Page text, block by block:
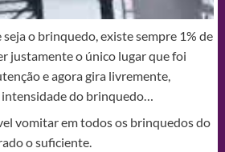
o brinquedo, existe sempre 1% de
justamente o único lugar que foi
e agora gira livremente,
intensidade do brinquedo…
vomitar em todos os brinquedos do
o suficiente.